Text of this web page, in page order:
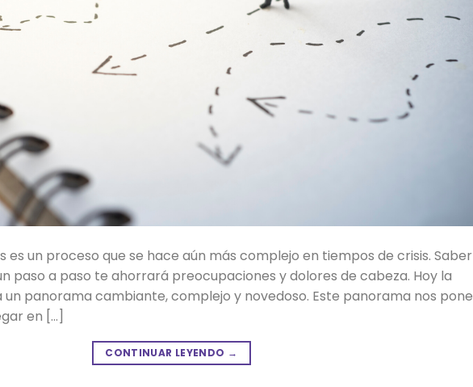
es un proceso que se hace aún más complejo en tiempos de crisis. Saber
paso a paso te ahorrará preocupaciones y dolores de cabeza. Hoy la
panorama cambiante, complejo y novedoso. Este panorama nos pone
en […]
CONTINUAR LEYENDO →